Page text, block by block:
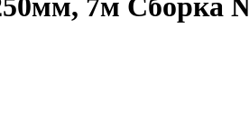
7м Сборка